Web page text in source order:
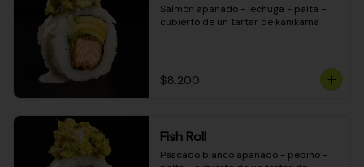
Salmón apanado - lechuga - palta -
cubierto de un tartar de kanikama
$8.200
Fish Roll
Pescado blanco apanado - pepino -